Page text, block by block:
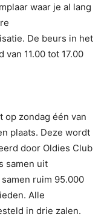
waar je al lang
De beurs in het
11.00 tot 17.00
op zondag één van
plaats. Deze wordt
door Oldies Club
samen uit
ruim 95.000
Alle
in drie zalen.